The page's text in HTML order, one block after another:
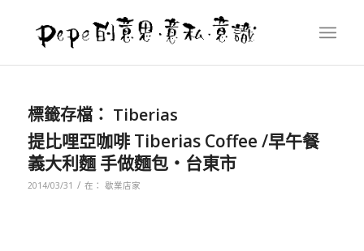
標籤存檔： Tiberias
提比哩亞咖啡 Tiberias Coffee /早午餐
義大利麵 手做麵包‧台東市
2014/03/31 / 在： 歇業店家